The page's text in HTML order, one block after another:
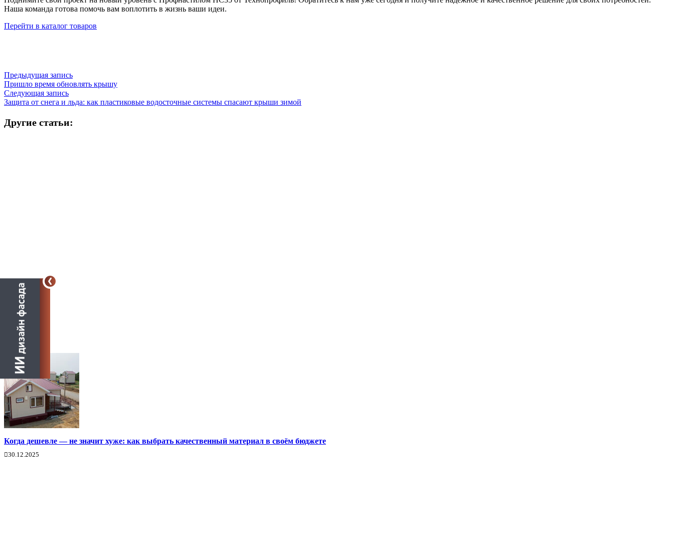
Наша команда готова помочь вам воплотить в жизнь ваши идеи.
Перейти в каталог товаров
Предыдущая запись
Пришло время обновлять крышу
Следующая запись
Защита от снега и льда: как пластиковые водосточные системы спасают крыши зимой
Другие статьи:
Когда дешевле — не значит хуже: как выбрать качественный материал в своём бюджете
30.12.2025